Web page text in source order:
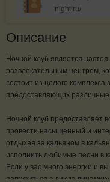
night.ru/
Описание
Ночной клуб является
развлекательным центром,
состоит из целого комплекса
предоставляющих различные
Ночной клуб предоставляет
провести насыщенный и
отдыхая за кальяном в
исполнить любимые песни в
Если у вас много энергии и
погрузиться в дикую